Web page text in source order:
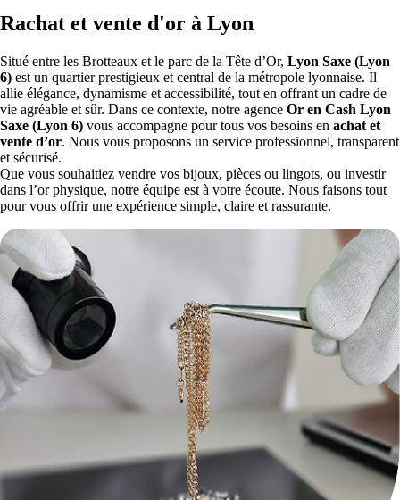
Rachat et vente d'or à Lyon
Situé entre les Brotteaux et le parc de la Tête d’Or, Lyon Saxe (Lyon
6) est un quartier prestigieux et central de la métropole lyonnaise. Il
allie élégance, dynamisme et accessibilité, tout en offrant un cadre de
vie agréable et sûr. Dans ce contexte, notre agence Or en Cash Lyon
Saxe (Lyon 6) vous accompagne pour tous vos besoins en achat et
vente d’or. Nous vous proposons un service professionnel, transparent
et sécurisé.
Que vous souhaitiez vendre vos bijoux, pièces ou lingots, ou investir
dans l’or physique, notre équipe est à votre écoute. Nous faisons tout
pour vous offrir une expérience simple, claire et rassurante.